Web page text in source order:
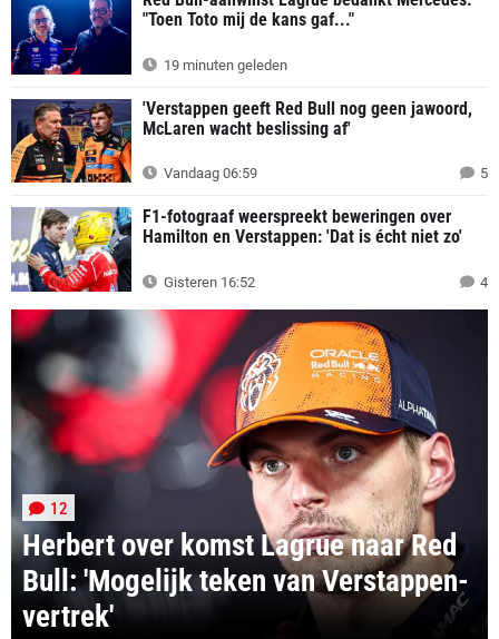
"Toen Toto mij de kans gaf..."
19 minuten geleden
'Verstappen geeft Red Bull nog geen jawoord,
McLaren wacht beslissing af'
Vandaag 06:59 5
F1-fotograaf weerspreekt beweringen over
Hamilton en Verstappen: 'Dat is écht niet zo'
Gisteren 16:52 4
Herbert over komst Lagrue naar Red
Bull: 'Mogelijk teken van Verstappen-
vertrek'
12